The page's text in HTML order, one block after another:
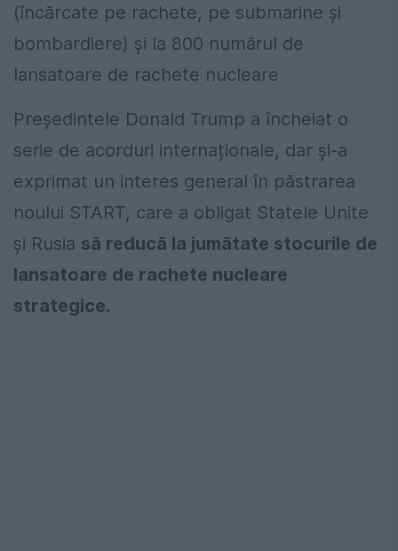
(încărcate pe rachete, pe submarine şi
bombardiere) şi la 800 numărul de
lansatoare de rachete nucleare
Președintele Donald Trump a încheiat o
serie de acorduri internaționale, dar și-a
exprimat un interes general în păstrarea
noului START, care a obligat Statele Unite
și Rusia să reducă la jumătate stocurile de
lansatoare de rachete nucleare
strategice.